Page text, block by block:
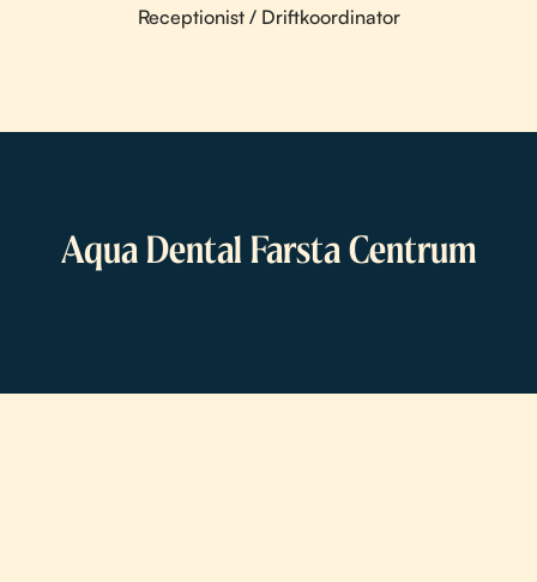
Receptionist / Driftkoordinator
Aqua Dental Farsta Centrum